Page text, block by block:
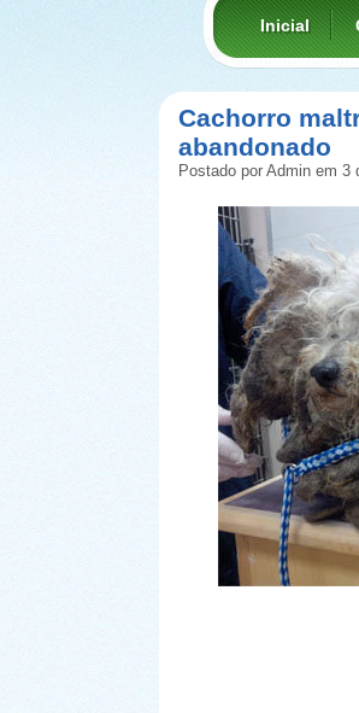
Inicial
Cachorro
abandonado
Postado por Admin em 3